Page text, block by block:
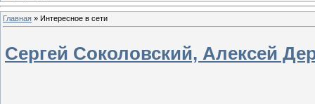
Главная » Интересное в сети
Сергей Соколовский, Алексей